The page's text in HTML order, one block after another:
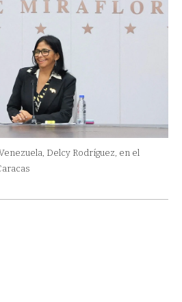
Delcy Rodríguez, en el